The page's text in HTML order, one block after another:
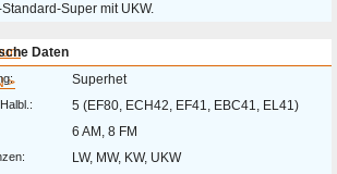
>
Standard-Super mit UKW.
Daten
Superhet
5 (EF80, ECH42, EF41, EBC41, EL41)
6 AM, 8 FM
LW, MW, KW, UKW